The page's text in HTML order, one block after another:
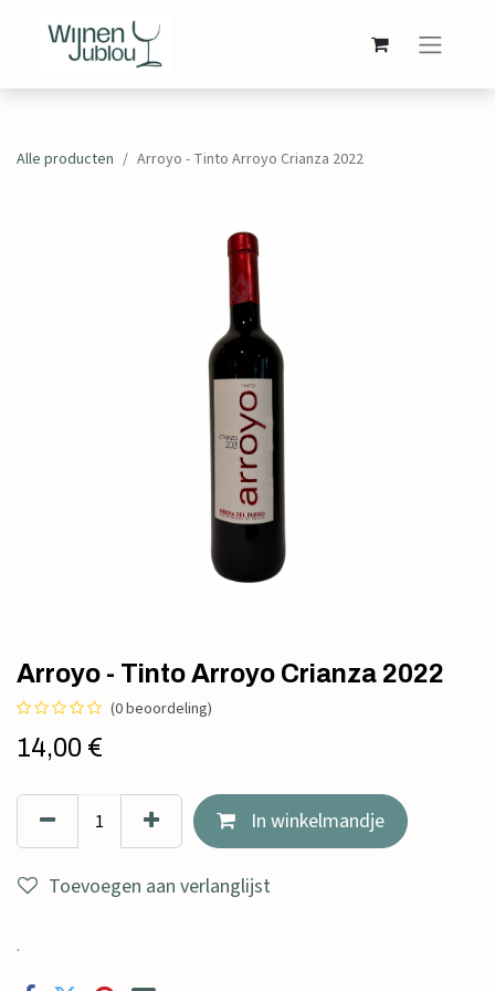
Alle producten Arroyo - Tinto Arroyo Crianza 2022
Arroyo - Tinto Arroyo Crianza 2022
(0 beoordeling)
14,00 €
In winkelmandje
Toevoegen aan verlanglijst
.